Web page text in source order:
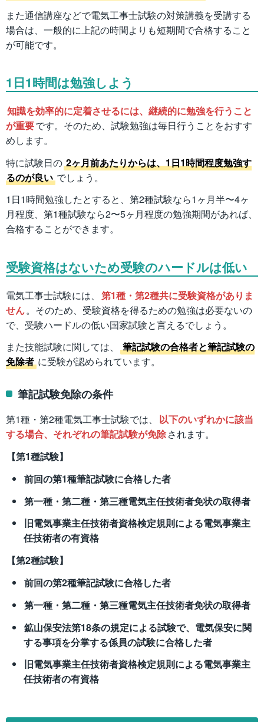
また通信講座などで電気工事士試験の対策講義を受講する
場合は、一般的に上記の時間よりも短期間で合格すること
が可能です。
1日1時間は勉強しよう
知識を効率的に定着させるには、継続的に勉強を行うこと
が重要です。そのため、試験勉強は毎日行うことをおすす
めします。
特に試験日の 2ヶ月前あたりからは、1日1時間程度勉強す
るのが良い でしょう。
1日1時間勉強したとすると、第2種試験なら1ヶ月半〜4ヶ
月程度、第1種試験なら2〜5ヶ月程度の勉強期間があれば、
合格することができます。
受験資格はないため受験のハードルは低い
電気工事士試験には、 第1種・第2種共に受験資格がありま
せん。そのため、受験資格を得るための勉強は必要ないの
で、受験ハードルの低い国家試験と言えるでしょう。
また技能試験に関しては、
筆記試験の合格者と筆記試験の
免除者 に受験が認められています。
筆記試験免除の条件
第1種・第2種電気工事士試験では、
以下のいずれかに該当
する場合、それぞれの筆記試験が免除されます。
【第1種試験】
前回の第1種筆記試験に合格した者
第一種・第二種・第三種電気主任技術者免状の取得者
旧電気事業主任技術者資格検定規則による電気事業主
任技術者の有資格
【第2種試験】
前回の第2種筆記試験に合格した者
第一種・第二種・第三種電気主任技術者免状の取得者
鉱山保安法第18条の規定による試験で、電気保安に関
する事項を分掌する係員の試験に合格した者
旧電気事業主任技術者資格検定規則による電気事業主
任技術者の有資格